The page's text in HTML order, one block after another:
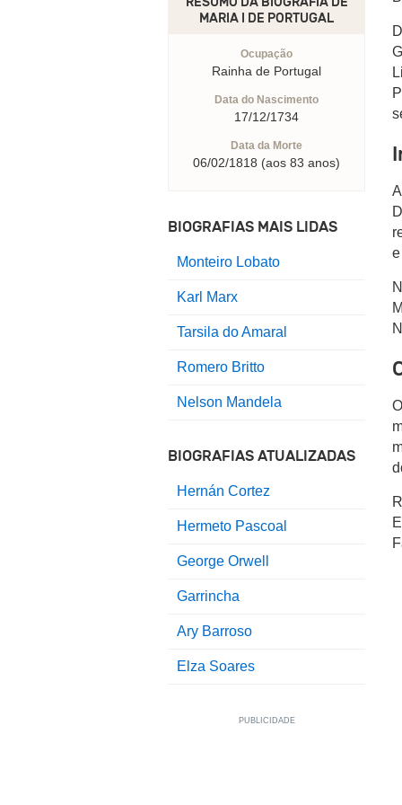
MARIA I DE PORTUGAL
Ocupação
Rainha de Portugal
Data do Nascimento
17/12/1734
Data da Morte
06/02/1818 (aos 83 anos)
BIOGRAFIAS MAIS LIDAS
Monteiro Lobato
Karl Marx
Tarsila do Amaral
Romero Britto
Nelson Mandela
BIOGRAFIAS ATUALIZADAS
Hernán Cortez
Hermeto Pascoal
George Orwell
Garrincha
Ary Barroso
Elza Soares